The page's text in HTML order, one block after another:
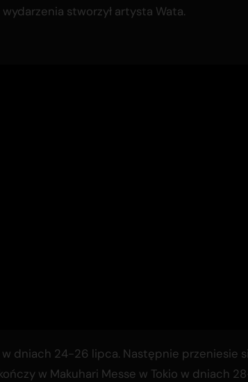
wydarzenia stworzył artysta Wata.
dniach 24-26 lipca. Następnie przeniesie
w Makuhari Messe w Tokio w dniach